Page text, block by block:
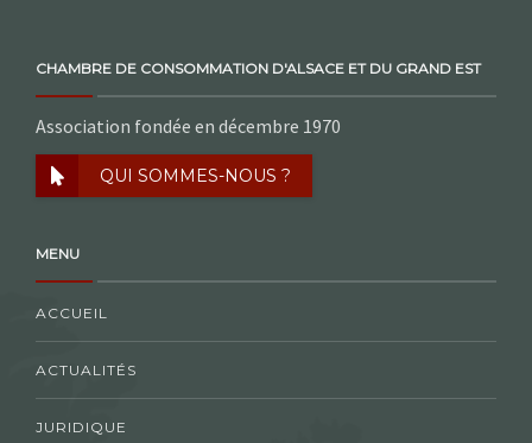
CHAMBRE DE CONSOMMATION D'ALSACE ET DU GRAND EST
Association fondée en décembre 1970
QUI SOMMES-NOUS ?
MENU
ACCUEIL
ACTUALITÉS
JURIDIQUE